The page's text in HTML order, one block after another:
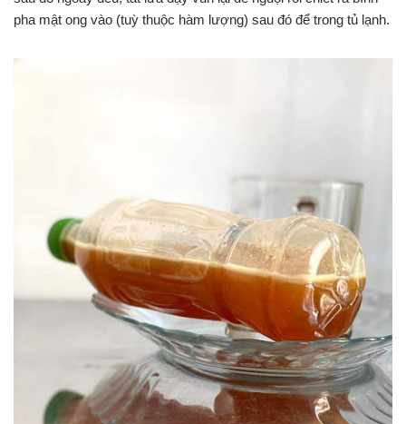
pha mật ong vào (tuỳ thuộc hàm lượng) sau đó để trong tủ lạnh.